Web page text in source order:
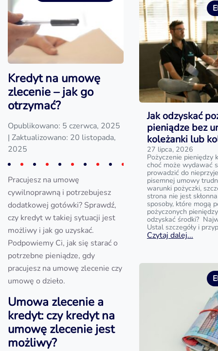
Kredyt na umowę
zlecenie – jak go
otrzymać?
Opublikowano: 5 czerwca, 2025
| Zaktualizowano: 20 listopada,
2025
Pracujesz na umowę
cywilnoprawną i potrzebujesz
dodatkowej gotówki? Sprawdź,
czy kredyt w takiej sytuacji jest
możliwy i jak go uzyskać.
Podpowiemy Ci, jak się starać o
potrzebne pieniądze, gdy
pracujesz na umowę zlecenie czy
umowę o dzieło.
Umowa zlecenie a
kredyt: czy kredyt na
umowę zlecenie jest
możliwy?
Jak odzyskać
pieniądze bez
koleżanki lub
27 lipca, 2026
Pożyczenie pieniędzy
choć może wydawać
prowadzić do
pisemnej umowy
warunki pożyczki,
strona nie jest
sposoby, które mogą
pożyczonych
odzyskać środki?
Ustal szczegóły i
Czytaj dalej...